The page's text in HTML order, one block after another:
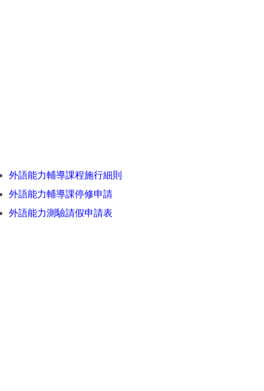
外語能力輔導課程施行細則
外語能力輔導課停修申請
外語能力測驗請假申請表